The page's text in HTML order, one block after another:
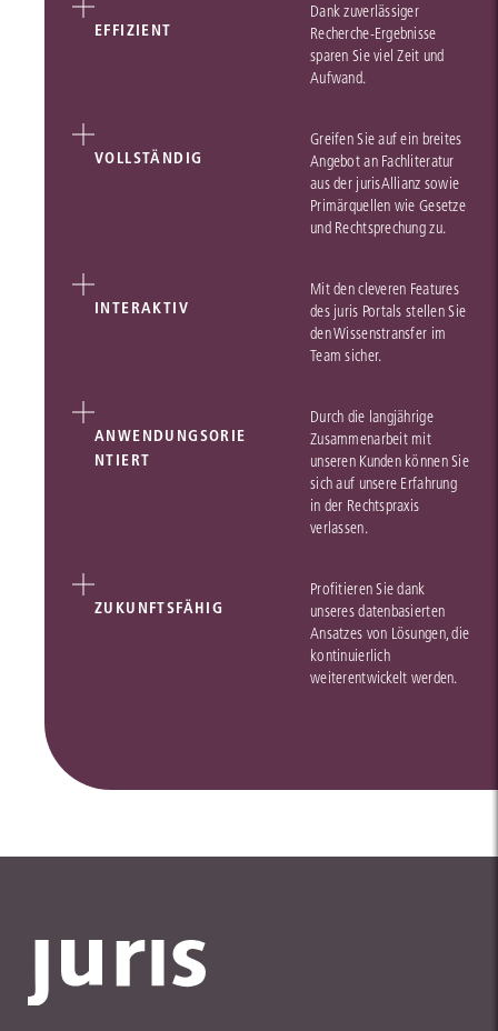
EFFIZIENT
Dank zuverlässiger
Recherche-Ergebnisse
sparen Sie viel Zeit und
Aufwand.
VOLLSTÄNDIG
Greifen Sie auf ein breites
Angebot an Fachliteratur
aus der jurisAllianz sowie
Primärquellen wie Gesetze
und Rechtsprechung zu.
INTERAKTIV
Mit den cleveren Features
des juris Portals stellen Sie
den Wissenstransfer im
Team sicher.
ANWENDUNGSORIE
NTIERT
Durch die langjährige
Zusammenarbeit mit
unseren Kunden können Sie
sich auf unsere Erfahrung
in der Rechtspraxis
verlassen.
ZUKUNFTSFÄHIG
Profitieren Sie dank
unseres datenbasierten
Ansatzes von Lösungen, die
kontinuierlich
weiterentwickelt werden.